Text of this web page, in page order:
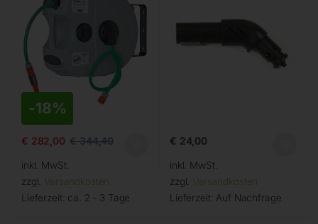
-18%
€ 282,00 €344,40
inkl. MwSt.
zzgl. Versandkosten
Lieferzeit: ca. 2 - 3 Tage
€ 24,00
inkl. MwSt.
zzgl. Versandkosten
Lieferzeit: Auf Nachfrage